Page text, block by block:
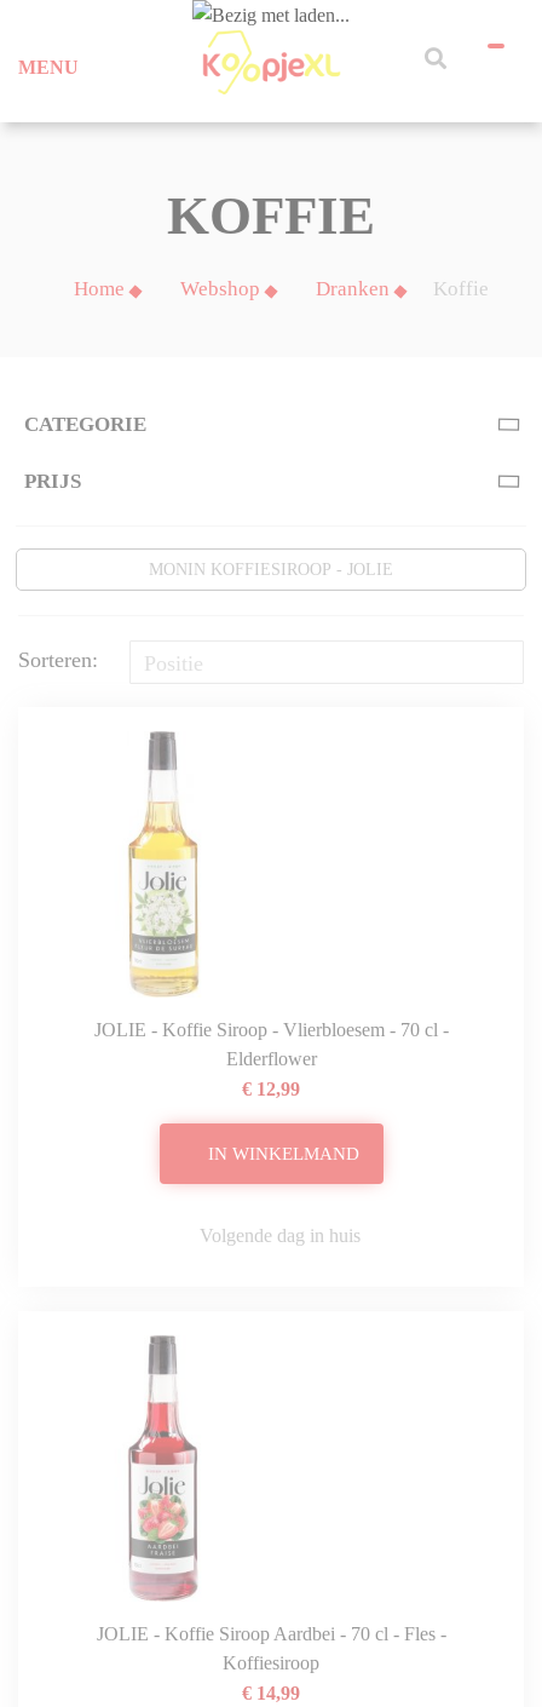
MENU
KOFFIE
Home Webshop Dranken Koffie
MONIN KOFFIESIROOP - JOLIE
Sorteren:
JOLIE - Koffie Siroop - Vlierbloesem - 70 cl -
Elderflower
€ 12,99
IN WINKELMAND
Volgende dag in huis
JOLIE - Koffie Siroop Aardbei - 70 cl - Fles -
Koffiesiroop
€ 14,99
CATEGORIE
PRIJS